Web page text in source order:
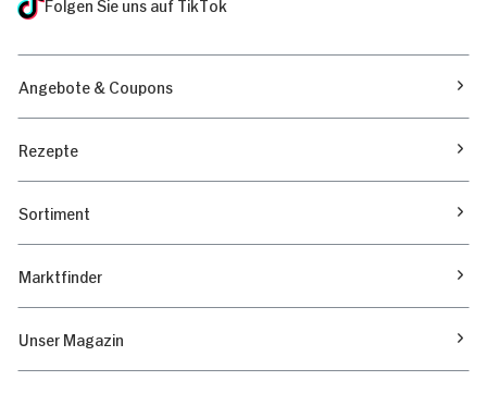
Angebote & Coupons
Rezepte
Sortiment
Marktfinder
Unser Magazin